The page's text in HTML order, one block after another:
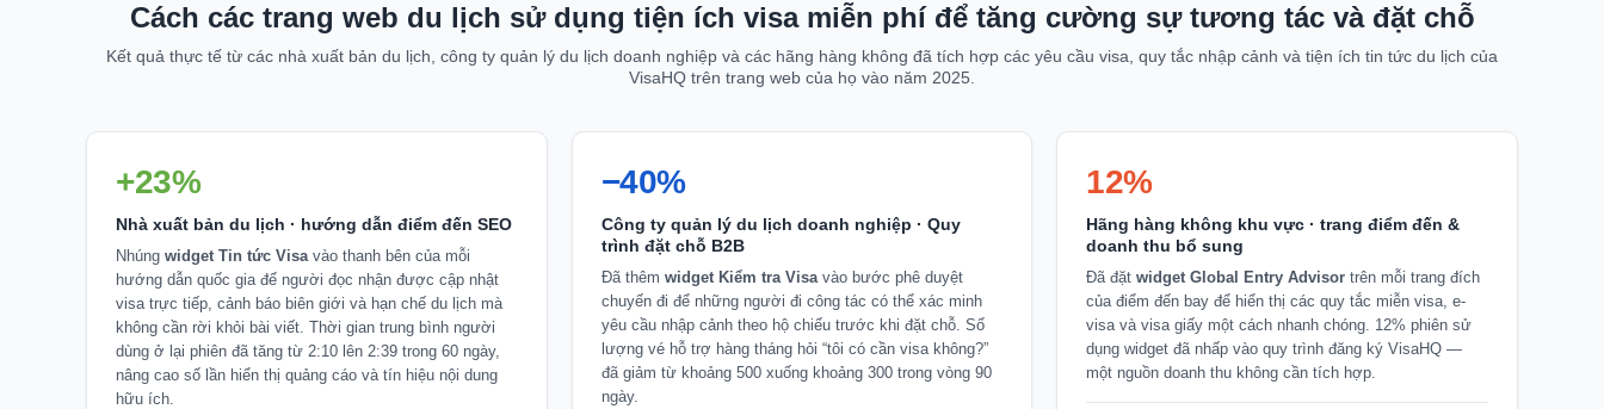
Cách các trang web du lịch sử dụng tiện ích visa miễn phí để tăng cường sự tương tác và đặt chỗ
Kết quả thực tế từ các nhà xuất bản du lịch, công ty quản lý du lịch doanh nghiệp và các hãng hàng không đã tích hợp các yêu cầu visa, quy tắc nhập cảnh và tiện ích tin tức du lịch của
VisaHQ trên trang web của họ vào năm 2025.
+23%
Nhà xuất bản du lịch · hướng dẫn điểm đến SEO
Nhúng widget Tin tức Visavào thanh bên của mỗi
hướng dẫn quốc gia để người đọc nhận được cập nhật
visa trực tiếp, cảnh báo biên giới và hạn chế du lịch mà
không cần rời khỏi bài viết. Thời gian trung bình người
dùng ở lại phiên đã tăng từ 2:10 lên 2:39 trong 60 ngày,
nâng cao số lần hiển thị quảng cáo và tín hiệu nội dung
hữu ích.
−40%
Công ty quản lý du lịch doanh nghiệp · Quy
trình đặt chỗ B2B
Đã thêm widget Kiểm tra Visavào bước phê duyệt
chuyến đi để những người đi công tác có thể xác minh
yêu cầu nhập cảnh theo hộ chiếu trước khi đặt chỗ. Số
lượng vé hỗ trợ hàng tháng hỏi “tôi có cần visa không?”
đã giảm từ khoảng 500 xuống khoảng 300 trong vòng 90
ngày.
12%
Hãng hàng không khu vực · trang điểm đến &
doanh thu bổ sung
Đã đặtwidget Global Entry Advisor trên mỗi trang đích
của điểm đến bay để hiển thị các quy tắc miễn visa, e-
visa và visa giấy một cách nhanh chóng. 12% phiên sử
dụng widget đã nhấp vào quy trình đăng ký VisaHQ —
một nguồn doanh thu không cần tích hợp.